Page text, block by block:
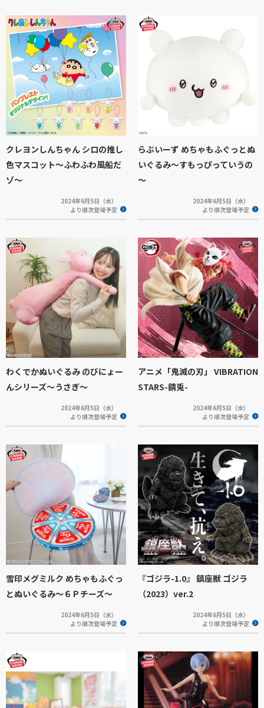
クレヨンしんちゃん シロの推し
色マスコット～ふわふわ風船だ
ゾ～
2024年6月5日（水）
より順次登場予定
らぶいーず めちゃもふぐっとぬ
いぐるみ～すもっぴっていうの
～
2024年6月5日（水）
より順次登場予定
わくでかぬいぐるみ のびにょー
んシリーズ～うさぎ～
2024年6月5日（水）
より順次登場予定
アニメ「鬼滅の刃」 VIBRATION
STARS-錆兎-
2024年6月5日（水）
より順次登場予定
雪印メグミルク めちゃもふぐっ
とぬいぐるみ～６Ｐチーズ～
2024年6月5日（水）
より順次登場予定
『ゴジラ-1.0』 鎮座獣 ゴジラ
（2023）ver.2
2024年6月5日（水）
より順次登場予定